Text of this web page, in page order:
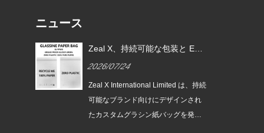
ニュース
Zeal X、持続可能な包装と EU
ラシン紙バッグを導入
2026/07/24
Zeal X International Limited は、持続
可能なブランド向けにデザインされ
たカスタムグラシン紙バッグを発売